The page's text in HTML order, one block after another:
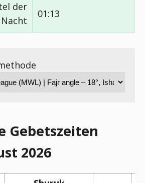
der
Nacht
01:13
Gebetszeiten
2026